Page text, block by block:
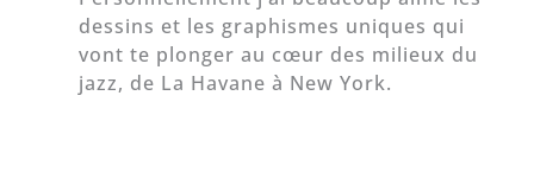
dessins et les graphismes uniques qui
vont te plonger au cœur des milieux du
jazz, de La Havane à New York.